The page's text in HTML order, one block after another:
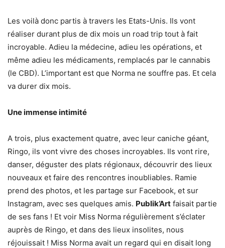
Les voilà donc partis à travers les Etats-Unis. Ils vont
réaliser durant plus de dix mois un road trip tout à fait
incroyable. Adieu la médecine, adieu les opérations, et
même adieu les médicaments, remplacés par le cannabis
(le CBD). L’important est que Norma ne souffre pas. Et cela
va durer dix mois.
Une immense intimité
A trois, plus exactement quatre, avec leur caniche géant,
Ringo, ils vont vivre des choses incroyables. Ils vont rire,
danser, déguster des plats régionaux, découvrir des lieux
nouveaux et faire des rencontres inoubliables. Ramie
prend des photos, et les partage sur Facebook, et sur
Instagram, avec ses quelques amis. Publik’Art faisait partie
de ses fans ! Et voir Miss Norma régulièrement s’éclater
auprès de Ringo, et dans des lieux insolites, nous
réjouissait ! Miss Norma avait un regard qui en disait long